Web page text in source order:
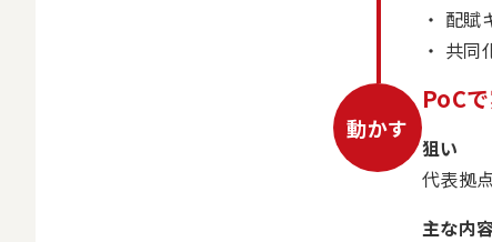
配賦
共同
動かす
PoC
狙い
代表拠
主な内